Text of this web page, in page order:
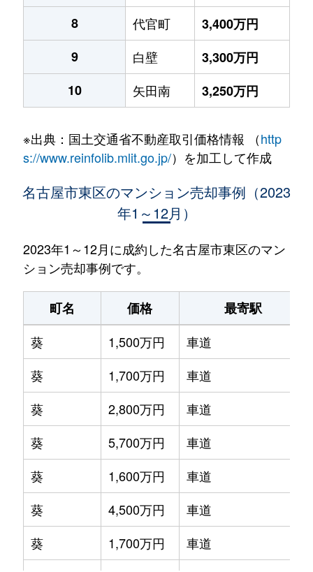
8
代官町
3,400万円
9
白壁
3,300万円
10
矢田南 3,250万円
※出典：国土交通省不動産取引価格情報 （http
s://www.reinfolib.mlit.go.jp/）を加工して作成
名古屋市東区のマンション売却事例（2023
年1～12月）
2023年1～12月に成約した名古屋市東区のマン
ション売却事例です。
町名 価格
最寄駅
葵
1,500万円
車道
葵
1,700万円
車道
葵
2,800万円
車道
葵
5,700万円
車道
葵
1,600万円
車道
葵
4,500万円
車道
葵
1,700万円
車道